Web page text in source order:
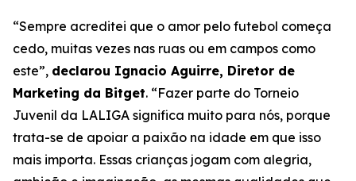
“Sempre acreditei que o amor pelo futebol começa
cedo, muitas vezes nas ruas ou em campos como
este”, declarou Ignacio Aguirre, Diretor de
Marketing da Bitget. “Fazer parte do Torneio
Juvenil da LALIGA significa muito para nós, porque
trata-se de apoiar a paixão na idade em que isso
mais importa. Essas crianças jogam com alegria,